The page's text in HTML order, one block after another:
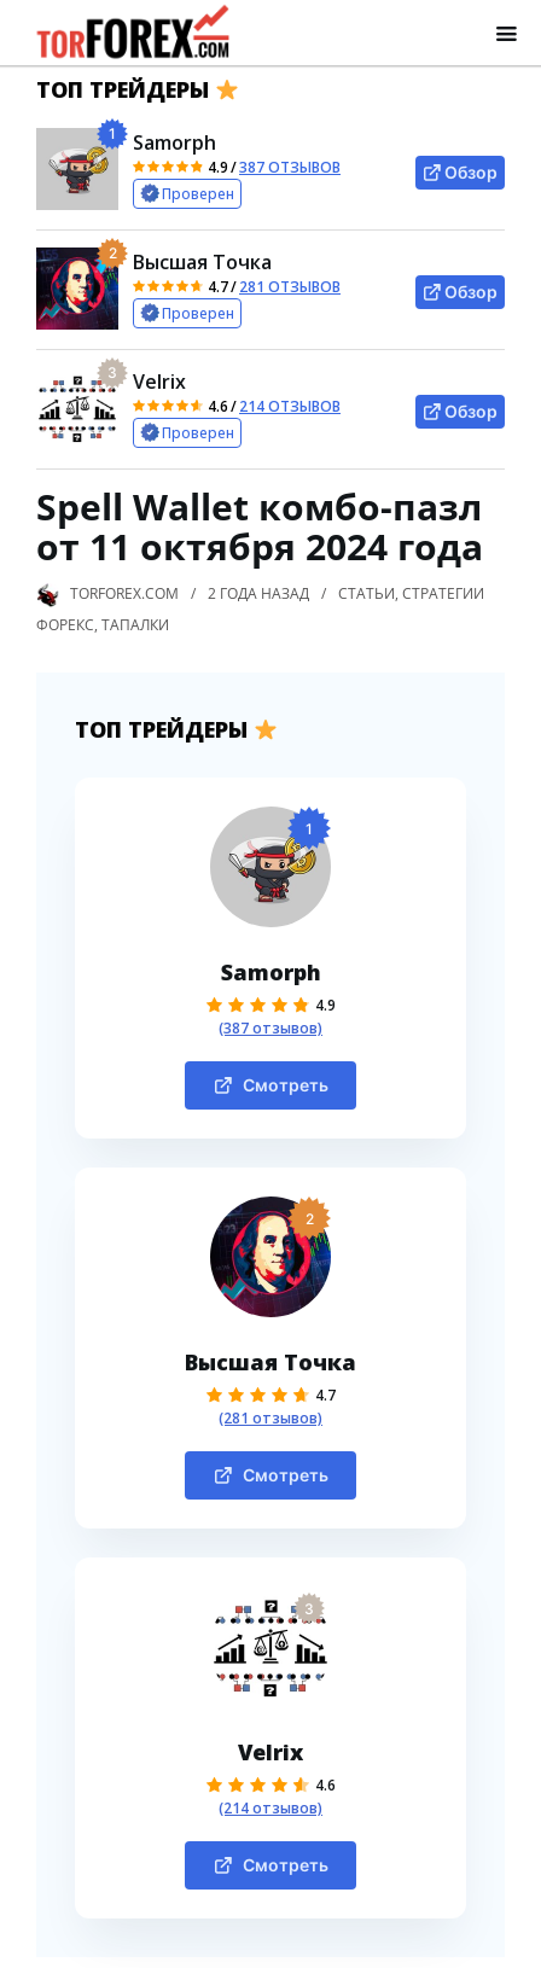
ТОП ТРЕЙДЕРЫ
1 Samorph
4.9/387 ОТЗЫВОВ
Проверен
Обзор
2 Высшая Точка
4.7/281 ОТЗЫВОВ
Проверен
Обзор
3 Velrix
4.6/214 ОТЗЫВОВ
Проверен
Обзор
Spell Wallet комбо-пазл
от 11 октября 2024 года
TORFOREX.COM 2 ГОДА НАЗАД СТАТЬИ, СТРАТЕГИИ
ФОРЕКС, ТАПАЛКИ
ТОП ТРЕЙДЕРЫ
1
Samorph
4.9
(387 отзывов)
Смотреть
2
Высшая Точка
4.7
(281 отзывов)
Смотреть
3
Velrix
4.6
(214 отзывов)
Смотреть